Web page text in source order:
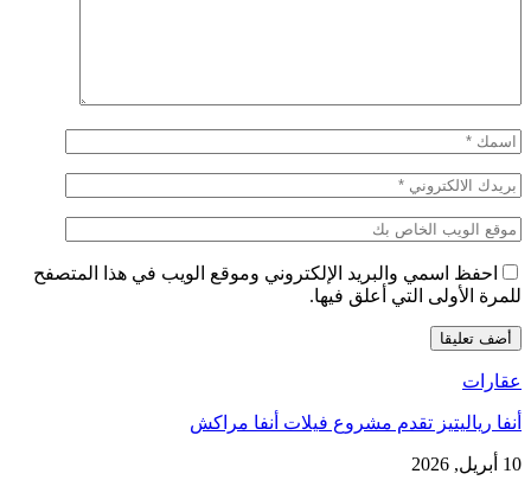
احفظ اسمي والبريد الإلكتروني وموقع الويب في هذا المتصفح
للمرة الأولى التي أعلق فيها.
عقارات
أنفا رياليتيز تقدم مشروع فيلات أنفا مراكش
10 أبريل, 2026